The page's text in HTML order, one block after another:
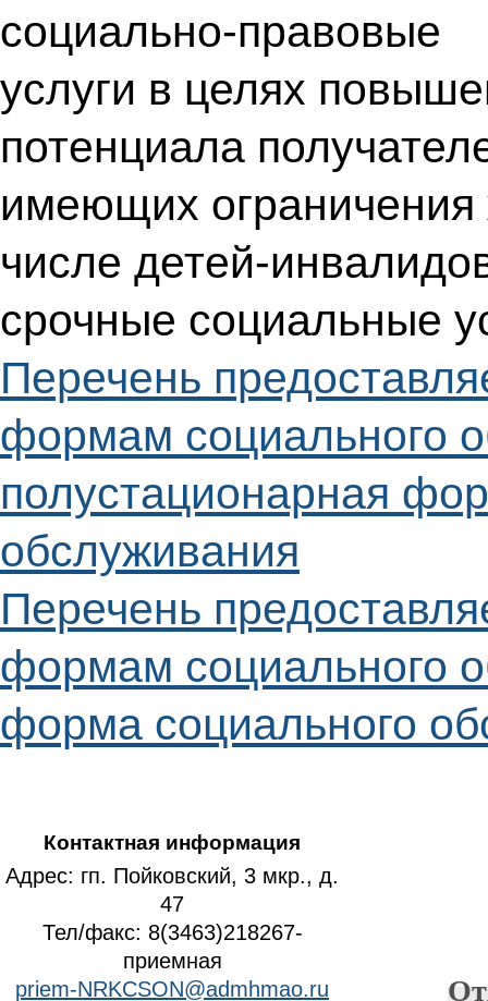
социально-правовые
услуги в целях
потенциала
имеющих ограничения
числе детей-
срочные социальные
Перечень
формам социального
полустационарная
обслуживания
Перечень
формам социального
форма социального
Контактная информация
Адрес: гп. Пойковский, 3 мкр., д.
47
Тел/факс: 8(3463)218267-
приемная
priem-NRKCSON@admhmao.ru